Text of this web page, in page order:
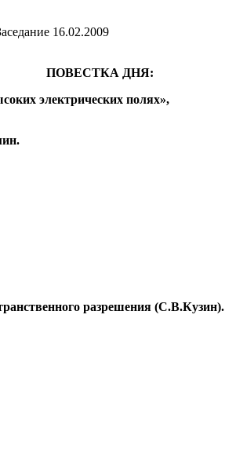
16.02.2009
ПОВЕСТКА ДНЯ:
электрических полях»,
разрешения (С.В.Кузин).